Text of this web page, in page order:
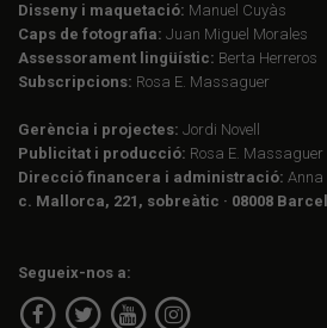
Disseny i maquetació: Manuel Cuyàs
Caps de fotografia: Juan Miguel Morales
Assessorament lingüístic: Berta Herreros
Subscripcions: Rosa E. Massaguer
Gerència i projectes: Jordi Novell
Publicitat i producció: Rosa E. Massaguer
Direcció financera i administració: Anna
c. Mallorca, 221, sobreàtic · 08008
Segueix-nos a: